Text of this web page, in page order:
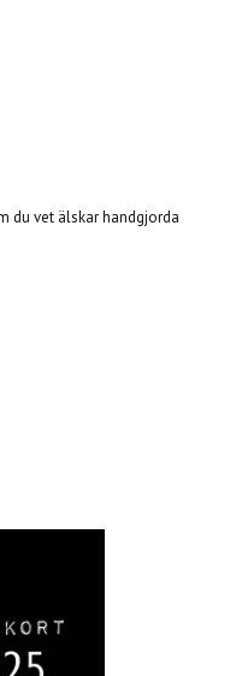
du vet älskar handgjorda